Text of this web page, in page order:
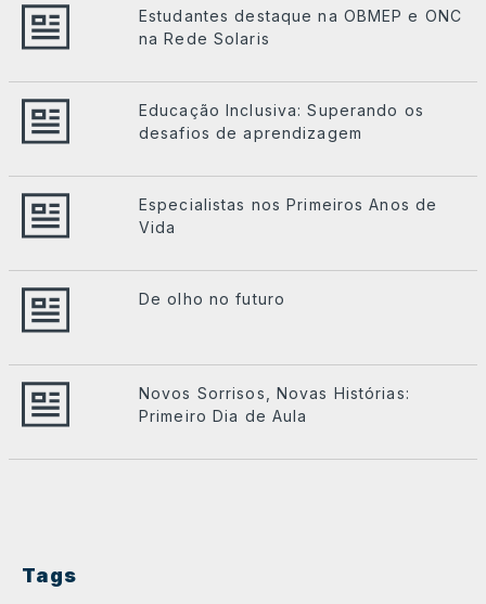
Estudantes destaque na OBMEP e ONC
na Rede Solaris
Educação Inclusiva: Superando os
desafios de aprendizagem
Especialistas nos Primeiros Anos de
Vida
De olho no futuro
Novos Sorrisos, Novas Histórias:
Primeiro Dia de Aula
Tags